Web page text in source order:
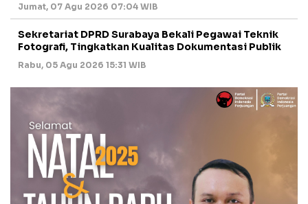
Jumat, 07 Agu 2026 07:04 WIB
Sekretariat DPRD Surabaya Bekali Pegawai Teknik
Fotografi, Tingkatkan Kualitas Dokumentasi Publik
Rabu, 05 Agu 2026 15:31 WIB